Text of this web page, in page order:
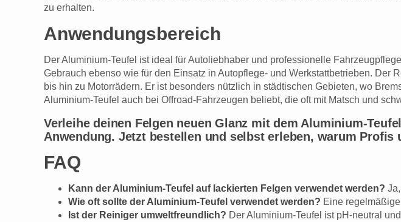
zu erhalten.
Anwendungsbereich
Der Aluminium-Teufel ist ideal für Autoliebhaber und professionelle
Gebrauch ebenso wie für den Einsatz in Autopflege- und Werkstattbetrieben.
bis hin zu Motorrädern. Er ist besonders nützlich in städtischen Gebieten, wo
Aluminium-Teufel auch bei Offroad-Fahrzeugen beliebt, die oft mit Matsch und
Verleihe deinen Felgen neuen Glanz mit dem Aluminium-
Anwendung. Jetzt bestellen und selbst erleben, warum
FAQ
Kann der Aluminium-Teufel auf lackierten Felgen verwendet werden?
Wie oft sollte der Aluminium-Teufel verwendet werden? Eine
Ist der Reiniger umweltfreundlich? Der Aluminium-Teufel ist pH-neutral